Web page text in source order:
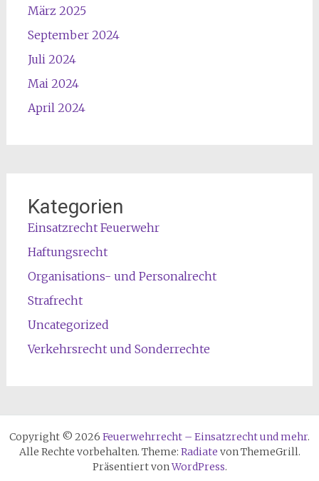
März 2025
September 2024
Juli 2024
Mai 2024
April 2024
Kategorien
Einsatzrecht Feuerwehr
Haftungsrecht
Organisations- und Personalrecht
Strafrecht
Uncategorized
Verkehrsrecht und Sonderrechte
Copyright © 2026 Feuerwehrrecht – Einsatzrecht und mehr.
Alle Rechte vorbehalten. Theme: Radiate von ThemeGrill.
Präsentiert vonWordPress.